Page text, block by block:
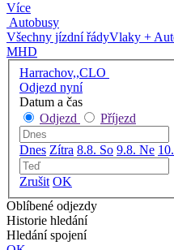
Více
Autobusy
Všechny jízdní řádyVlaky +
MHD
Harrachov,,CLO
Odjezd nyní
Datum a čas
Odjezd
Příjezd
Dnes Zítra 8.8. So 9.8. Ne
Zrušit OK
Oblíbené odjezdy
Historie hledání
Hledání spojení